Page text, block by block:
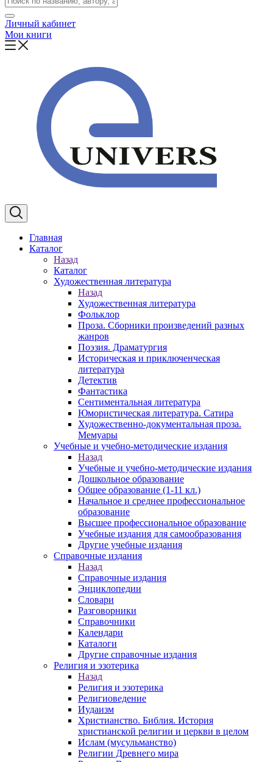
Личный кабинет
Мои книги
Главная
Каталог
Назад
Каталог
Художественная литература
Назад
Художественная литература
Фольклор
Проза. Сборники произведений разных
жанров
Поэзия. Драматургия
Историческая и приключенческая
литература
Детектив
Фантастика
Сентиментальная литература
Юмористическая литература. Сатира
Художественно-документальная проза.
Мемуары
Учебные и учебно-методические издания
Назад
Учебные и учебно-методические издания
Дошкольное образование
Общее образование (1-11 кл.)
Начальное и среднее профессиональное
образование
Высшее профессиональное образование
Учебные издания для самообразования
Другие учебные издания
Справочные издания
Назад
Справочные издания
Энциклопедии
Словари
Разговорники
Справочники
Календари
Каталоги
Другие справочные издания
Религия и эзотерика
Назад
Религия и эзотерика
Религиоведение
Иудаизм
Христианство. Библия. История
христианской религии и церкви в целом
Ислам (мусульманство)
Религии Древнего мира